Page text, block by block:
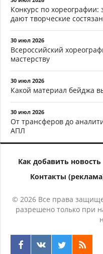
Конкурс по
дают творческие
30 июл 2026
Всероссийский
мастерству
30 июл 2026
Какой материал бейджа
30 июл 2026
От трансферов до
АПЛ
Как добавить новость
Контакты
© 2026 Все права
разрешено только при